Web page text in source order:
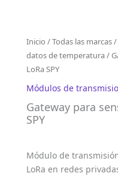
Inicio /Todas las marcas/
datos de temperatura/
LoRa SPY
Módulos de
Gateway para
SPY
Módulo de
LoRa en redes